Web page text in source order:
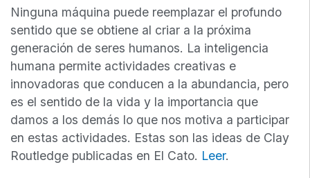
Ninguna máquina puede reemplazar el profundo
sentido que se obtiene al criar a la próxima
generación de seres humanos. La inteligencia
humana permite actividades creativas e
innovadoras que conducen a la abundancia, pero
es el sentido de la vida y la importancia que
damos a los demás lo que nos motiva a participar
en estas actividades. Estas son las ideas de Clay
Routledge publicadas en El Cato. Leer.